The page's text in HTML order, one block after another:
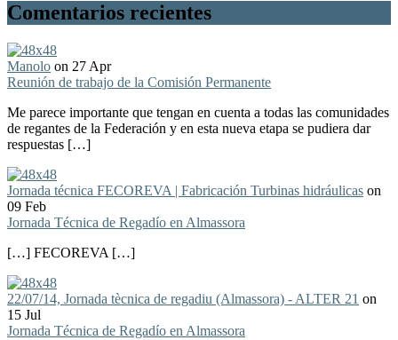
Comentarios recientes
Manolo on 27 Apr
Reunión de trabajo de la Comisión Permanente
Me parece importante que tengan en cuenta a todas las comunidades
de regantes de la Federación y en esta nueva etapa se pudiera dar
respuestas […]
Jornada técnica FECOREVA | Fabricación Turbinas hidráulicas on
09 Feb
Jornada Técnica de Regadío en Almassora
[…] FECOREVA […]
22/07/14, Jornada tècnica de regadiu (Almassora) - ALTER 21 on
15 Jul
Jornada Técnica de Regadío en Almassora